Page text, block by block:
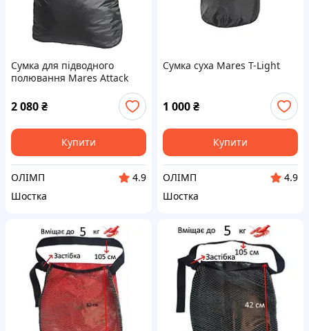
Сумка для підводного
полювання Mares Attack
2 080₴
Купити
ОЛІМП
4.9
Шостка
Сумка суха Mares T-Light
1 000₴
Купити
ОЛІМП
4.9
Шостка